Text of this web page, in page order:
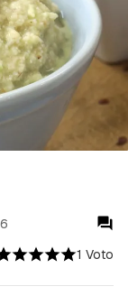
1 Voto